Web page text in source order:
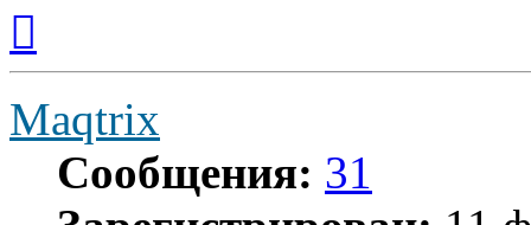
началу
Maqtrix
Сообщения: 31